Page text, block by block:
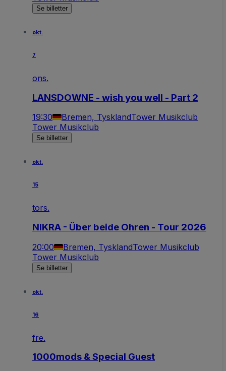
Se billetter
okt.
7
ons.
LANSDOWNE - wish you well - Part 2
19:30 Bremen, TysklandTower Musikclub
Tower Musikclub
Se billetter
okt.
15
tors.
NIKRA - Über beide Ohren - Tour 2026
20:00 Bremen, TysklandTower Musikclub
Tower Musikclub
Se billetter
okt.
16
fre.
1000mods & Special Guest